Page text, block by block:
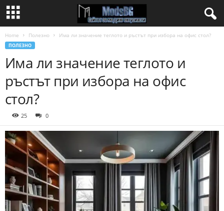
Home Полезно Има ли значение теглото и ръстът при избора на офис стол?
ПОЛЕЗНО
Има ли значение теглото и
ръстът при избора на офис
стол?
25 0